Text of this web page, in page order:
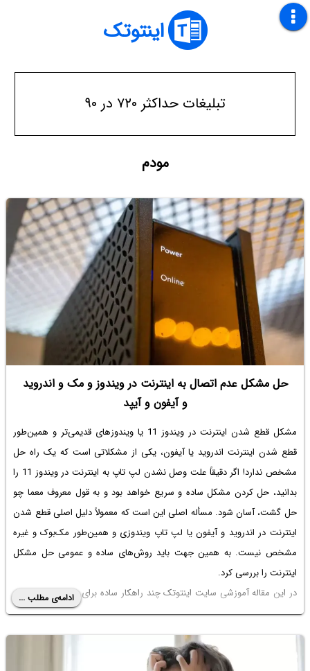
اینتوتک
تبلیغات حداکثر ۷۲۰ در ۹۰
مودم
حل مشکل عدم اتصال به اینترنت در ویندوز و مک و اندروید
و آیفون و آیپد
مشکل قطع شدن اینترنت در ویندوز 11 یا ویندوزهای قدیمی‌تر و همین‌طور
قطع شدن اینترنت اندروید یا آیفون، یکی از مشکلاتی است که یک راه حل
مشخص ندارد! اگر دقیقاً علت وصل نشدن لپ تاپ به اینترنت در ویندوز 11
را
بدانید، حل کردن مشکل ساده و سریع خواهد بود و به قول معروف معما چو
حل گشت، آسان شود. مسأله اصلی این است که معمولاً دلیل اصلی قطع شدن
اینترنت در اندروید و آیفون یا لپ تاپ ویندوزی و همین‌طور مک‌بوک و غیره
مشخص نیست. به همین جهت باید روش‌های ساده و عمومی حل مشکل
اینترنت را بررسی کرد.
در این مقاله آموزشی سایت اینتوتک چند راهکار ساده برای مشکل عدم اتصال
به اینترنت در ویندوز و اندروید و آیفون و مک بوک را حل می‌کند، می‌پردازیم.
ادامه‌ی مطلب ...